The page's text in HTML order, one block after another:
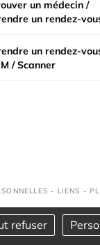
un médecin /
un rendez-
un rendez-
/ Scanner
- LIENS -
refuser